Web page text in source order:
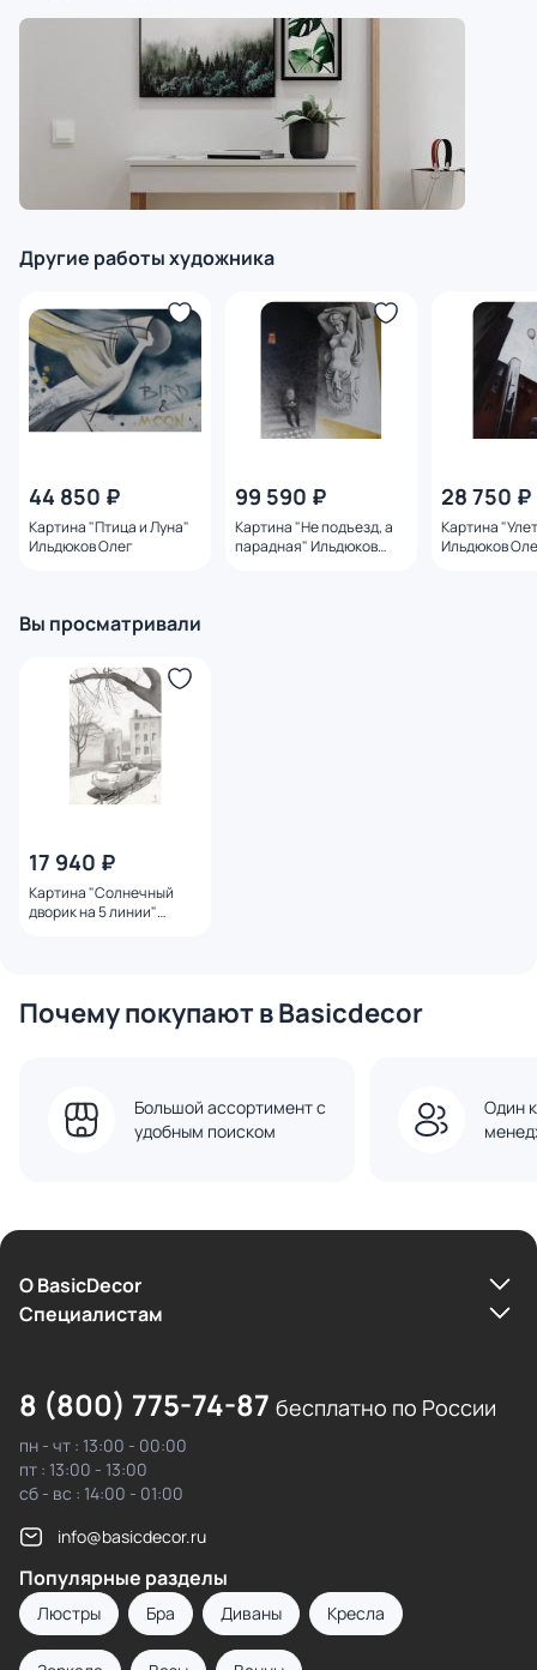
Другие работы художника
44 850 ₽
Картина "Птица и Луна"
Ильдюков Олег
99 590 ₽
Картина "Не подъезд, а
парадная" Ильдюков
28 750 ₽
Картина
Ильдюков
Вы просматривали
17 940 ₽
Картина "Солнечный
дворик на 5 линии"
Почему покупают в Basicdecor
Большой ассортимент с
удобным поиском
Один
О BasicDecor
Cпециалистам
8 (800) 775-74-87 бесплатно по России
пн - чт : 13:00 - 00:00
пт : 13:00 - 13:00
сб - вс : 14:00 - 01:00
info@basicdecor.ru
Популярные разделы
Люстры Бра Диваны Кресла